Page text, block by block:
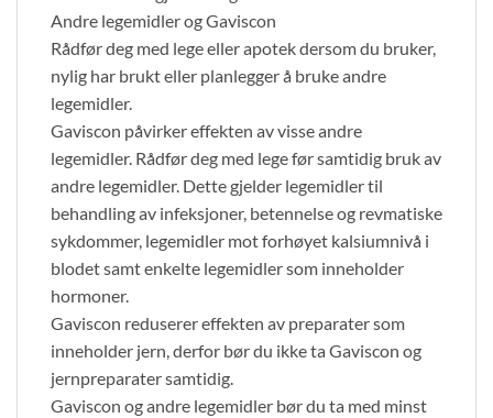
Andre legemidler og Gaviscon
Rådfør deg med lege eller apotek dersom du bruker,
nylig har brukt eller planlegger å bruke andre
legemidler.
Gaviscon påvirker effekten av visse andre
legemidler. Rådfør deg med lege før samtidig bruk av
andre legemidler. Dette gjelder legemidler til
behandling av infeksjoner, betennelse og revmatiske
sykdommer, legemidler mot forhøyet kalsiumnivå i
blodet samt enkelte legemidler som inneholder
hormoner.
Gaviscon reduserer effekten av preparater som
inneholder jern, derfor bør du ikke ta Gaviscon og
jernpreparater samtidig.
Gaviscon og andre legemidler bør du ta med minst